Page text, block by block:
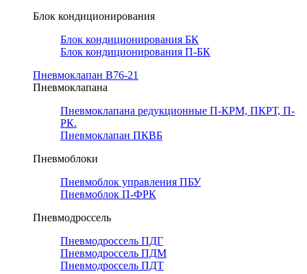
Блок кондиционирования
Блок кондиционирования БК
Блок кондиционирования П-БК
Пневмоклапан В76-21
Пневмоклапана
Пневмоклапана редукционные П-КРМ, ПКРТ, П-
РК.
Пневмоклапан ПКВБ
Пневмоблоки
Пневмоблок управления ПБУ
Пневмоблок П-ФРК
Пневмодроссель
Пневмодроссель ПДГ
Пневмодроссель ПДМ
Пневмодроссель ПДТ